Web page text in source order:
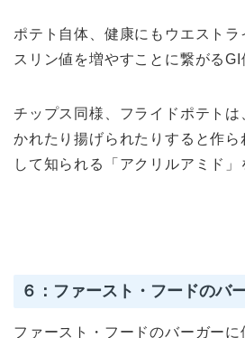
ポテト自体、健康にもウエスト
スリン値を増やすことに繋がるGI
チップス同様、フライドポテトは
かれたり揚げられたりすると作ら
して知られる「アクリルアミド」
６：ファースト・フードのバ
ファースト・フードのバーガーに